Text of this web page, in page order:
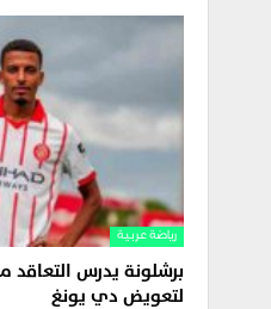
رياضة عربية
برشلونة يدرس التعاقد
لتعويض دي يونغ